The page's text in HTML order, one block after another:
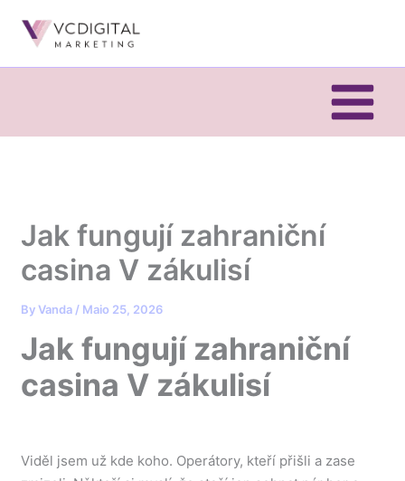
Jak fungují zahraniční
casina V zákulisí
ByVanda / Maio 25, 2026
Jak fungují zahraniční
casina V zákulisí
Viděl jsem už kde koho. Operátory, kteří přišli a zase